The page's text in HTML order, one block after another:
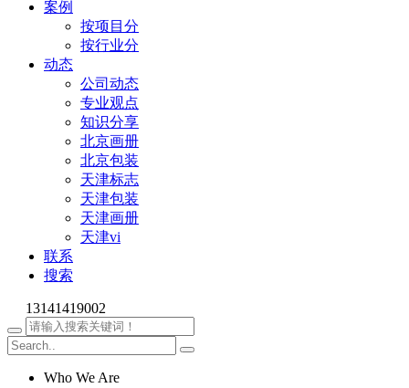
案例
按项目分
按行业分
动态
公司动态
专业观点
知识分享
北京画册
北京包装
天津标志
天津包装
天津画册
天津vi
联系
搜索
13141419002
Who We Are